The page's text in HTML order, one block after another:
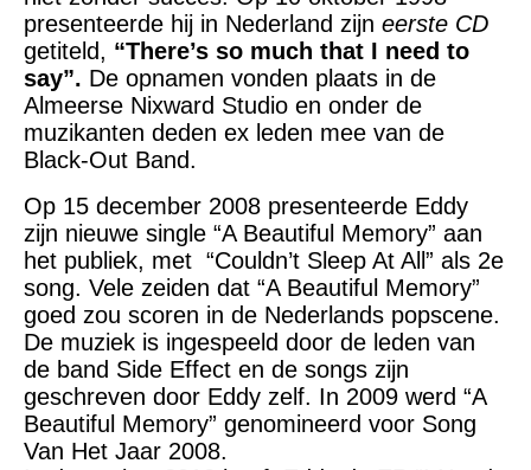
presenteerde hij in Nederland zijn eerste CD
getiteld, “There’s so much that I need to
say”. De opnamen vonden plaats in de
Almeerse Nixward Studio en onder de
muzikanten deden ex leden mee van de
Black-Out Band.
Op 15 december 2008 presenteerde Eddy
zijn nieuwe single “A Beautiful Memory” aan
het publiek, met “Couldn’t Sleep At All” als 2e
song. Vele zeiden dat “A Beautiful Memory”
goed zou scoren in de Nederlands popscene.
De muziek is ingespeeld door de leden van
de band Side Effect en de songs zijn
geschreven door Eddy zelf. In 2009 werd “A
Beautiful Memory” genomineerd voor Song
Van Het Jaar 2008.